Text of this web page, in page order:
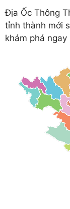
Địa Ốc Thông
tỉnh thành mới
khám phá ngay